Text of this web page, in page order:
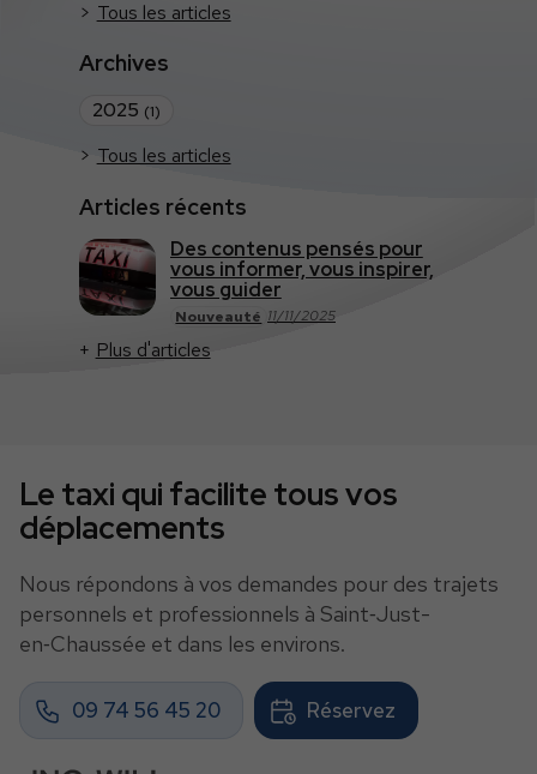
Tous les articles
Archives
2025 (1)
Tous les articles
Articles récents
Nouveauté 11/11/2025
Des contenus pensés pour
vous informer, vous inspirer,
vous guider
Plus d'articles
Le taxi qui facilite tous vos
déplacements
Nous répondons à vos demandes pour des trajets
personnels et professionnels à Saint‑Just-
en‑Chaussée et dans les environs.
09 74 56 45 20 Réservez